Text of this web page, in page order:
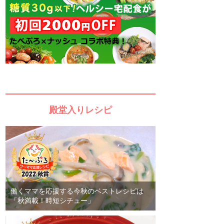
殿堂入りレシピ
働くママを応援する今秋のベストレシピは
「秋満載！時短シチュー」